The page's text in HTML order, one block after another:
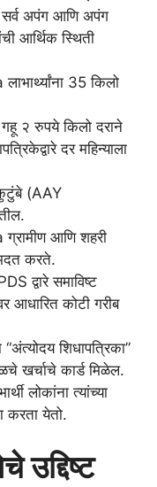
सर्व अपंग आणि अपंग
आर्थिक स्थिती
35 किलो
२ रुपये किलो दराने
दर महिन्याला
(AAY
आणि शहरी
मदत करते.
द्वारे समाविष्ट
आधारित कोटी गरीब
शिधापत्रिका”
खर्चाचे कार्ड मिळेल.
लोकांना त्यांच्या
करता येतो.
उद्दिष्ट